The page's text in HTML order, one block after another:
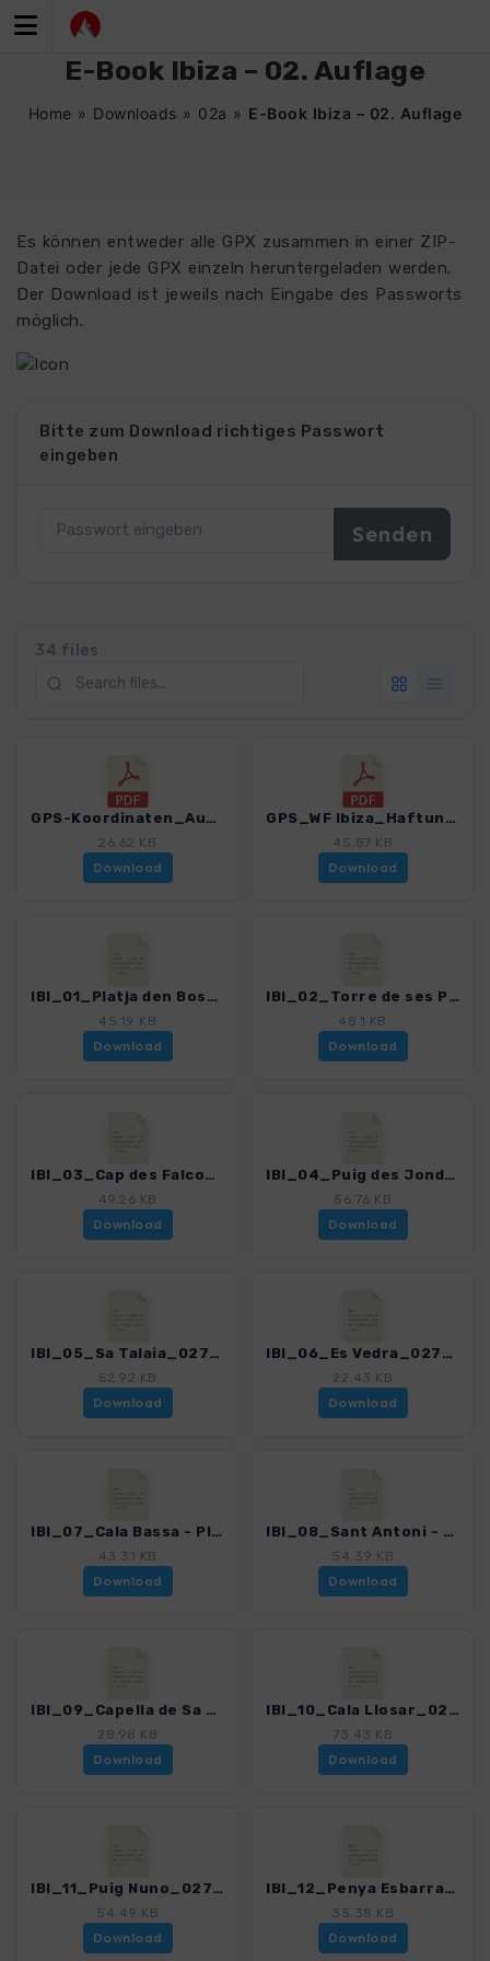
Inhalt
E-Book Ibiza – 02. Auflage
Home » Downloads » 02a » E-Book Ibiza – 02. Auflage
Es können entweder alle GPX zusammen in einer ZIP-
Datei oder jede GPX einzeln heruntergeladen werden.
Der Download ist jeweils nach Eingabe des Passworts
möglich.
Bitte zum Download richtiges Passwort
eingeben
34 files
GPS-Koordinaten_Ausgangspunkte_WF_Ibiza_0279_2.pdf
26.62 KB
Download
GPS_WF Ibiza_Haftungsausschluss-Nutzungsbedingungen-Hinweise_0279_2.pdf
45.87 KB
Download
IBI_01_Platja den Bossa - Plajta des Cavallet_0279_2.gpx
45.19 KB
Download
IBI_02_Torre de ses Portes_0279_2.gpx
48.1 KB
Download
IBI_03_Cap des Falco_0279_2.gpx
49.26 KB
Download
IBI_04_Puig des Jondal_0279_2.gpx
56.76 KB
Download
IBI_05_Sa Talaia_0279_2.gpx
52.92 KB
Download
IBI_06_Es Vedra_0279_2.gpx
22.43 KB
Download
IBI_07_Cala Bassa - Platges de Comte_0279_2.gpx
43.31 KB
Download
IBI_08_Sant Antoni - Port des Torrent_0279_2.gpx
54.39 KB
Download
IBI_09_Capella de Sa Talaia_0279_2.gpx
28.98 KB
Download
IBI_10_Cala Llosar_0279_2.gpx
73.43 KB
Download
IBI_11_Puig Nuno_0279_2.gpx
54.49 KB
Download
IBI_12_Penya Esbarrada_0279_2.gpx
35.38 KB
Download